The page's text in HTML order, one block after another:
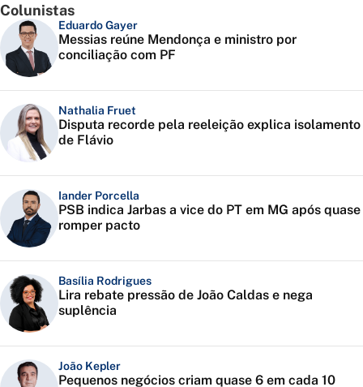
Colunistas
Eduardo Gayer
Messias reúne Mendonça e ministro por
conciliação com PF
Nathalia Fruet
Disputa recorde pela reeleição explica isolamento
de Flávio
Iander Porcella
PSB indica Jarbas a vice do PT em MG após quase
romper pacto
Basília Rodrigues
Lira rebate pressão de João Caldas e nega
suplência
João Kepler
Pequenos negócios criam quase 6 em cada 10